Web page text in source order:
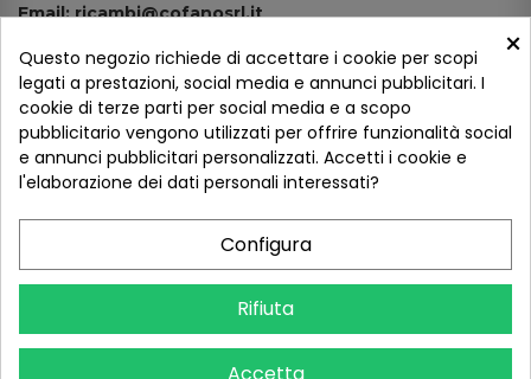
Email: ricambi@cofanosrl.it
Tel.: +39 080 44 13 478
WhatsApp: +39 334 98 51 100
Metodi di pagamento
×
Questo negozio richiede di accettare i cookie per scopi
legati a prestazioni, social media e annunci pubblicitari. I
cookie di terze parti per social media e a scopo
pubblicitario vengono utilizzati per offrire funzionalità social
e annunci pubblicitari personalizzati. Accetti i cookie e
l'elaborazione dei dati personali interessati?
Configura
Rifiuta